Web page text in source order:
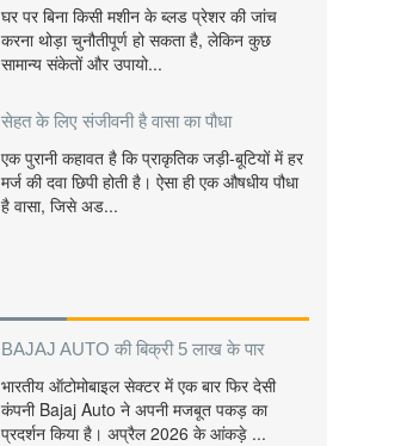
घर पर बिना किसी मशीन के ब्लड प्रेशर की जांच
करना थोड़ा चुनौतीपूर्ण हो सकता है, लेकिन कुछ
सामान्य संकेतों और उपायो...
सेहत के लिए संजीवनी है वासा का पौधा
एक पुरानी कहावत है कि प्राकृतिक जड़ी-बूटियों में हर
मर्ज की दवा छिपी होती है। ऐसा ही एक औषधीय पौधा
है वासा, जिसे अड...
BAJAJ AUTO की बिक्री 5 लाख के पार
भारतीय ऑटोमोबाइल सेक्टर में एक बार फिर देसी
कंपनी Bajaj Auto ने अपनी मजबूत पकड़ का
प्रदर्शन किया है। अप्रैल 2026 के आंकड़े ...